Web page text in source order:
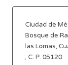
Ciudad de
Bosque de
las Lomas,
, C. P. 05120